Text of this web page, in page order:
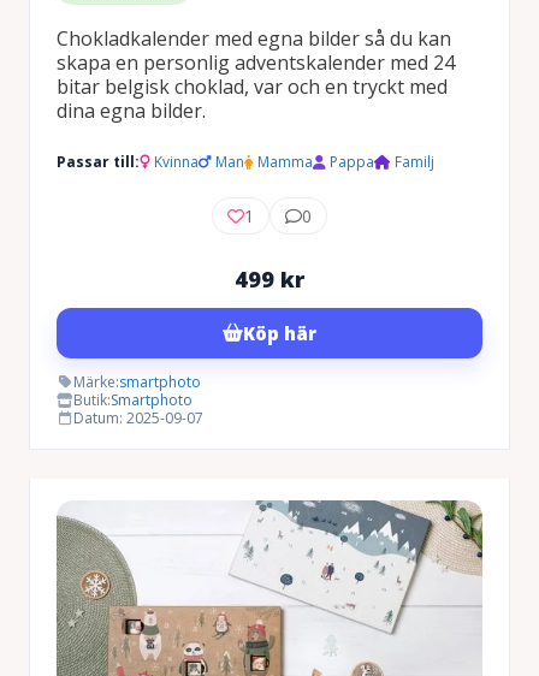
Chokladkalender med egna bilder så du kan
skapa en personlig adventskalender med 24
bitar belgisk choklad, var och en tryckt med
dina egna bilder.
Passar till: Kvinna Man Mamma Pappa Familj
1 0
499 kr
Köp här
Märke:smartphoto
Butik:Smartphoto
Datum: 2025-09-07